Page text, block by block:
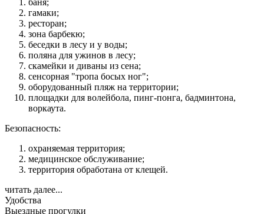
гамаки;
ресторан;
зона барбекю;
беседки в лесу и у воды;
поляна для ужинов в лесу;
скамейки и диваны из сена;
сенсорная "тропа босых ног";
оборудованный пляж на территории;
площадки для волейбола, пинг-понга, бадминтона,
воркаута.
Безопасность:
охраняемая территория;
медицинское обслуживание;
территория обработана от клещей.
читать далее...
Удобства
Выездные прогулки